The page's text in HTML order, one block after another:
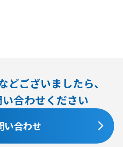
どございましたら、
合わせください
い合わせ